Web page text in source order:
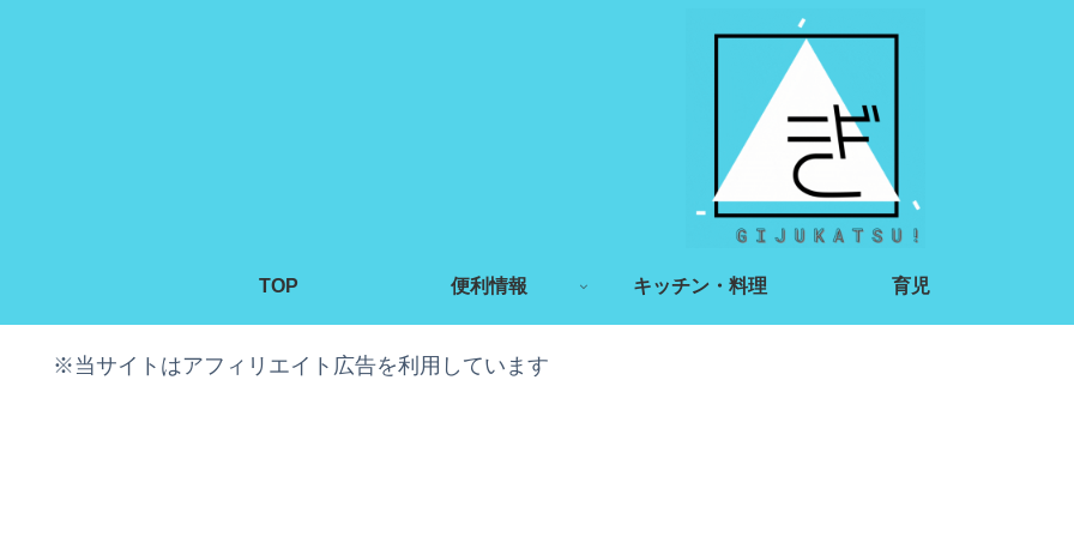
TOP 便利情報 キッチン・料理 育児
※当サイトはアフィリエイト広告を利用しています